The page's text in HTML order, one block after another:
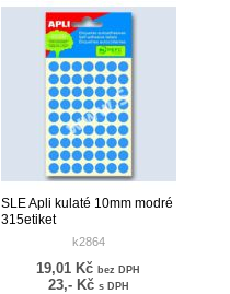
SLE Apli kulaté 10mm modré
315etiket
k2864
19,01 Kč bez DPH
23,- Kč s DPH